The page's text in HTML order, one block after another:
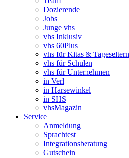
Dozierende
Jobs
Junge vhs
vhs Inklusiv
vhs 60Plus
vhs für Kitas & Tageseltern
vhs für Schulen
vhs für Unternehmen
in Verl
in Harsewinkel
in SHS
vhsMagazin
Service
Anmeldung
Sprachtest
Integrationsberatung
Gutschein